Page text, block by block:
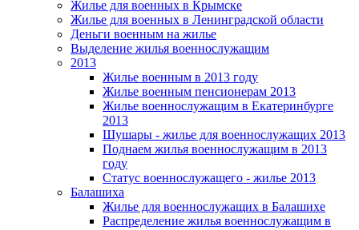
Жилье для военных в Крымске
Жилье для военных в Ленинградской области
Деньги военным на жилье
Выделение жилья военнослужащим
2013
Жилье военным в 2013 году
Жилье военным пенсионерам 2013
Жилье военнослужащим в Екатеринбурге
2013
Шушары - жилье для военнослужащих 2013
Поднаем жилья военнослужащим в 2013
году
Статус военнослужащего - жилье 2013
Балашиха
Жилье для военнослужащих в Балашихе
Распределение жилья военнослужащим в